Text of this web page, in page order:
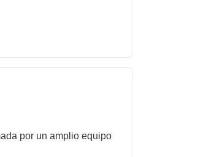
por un amplio equipo